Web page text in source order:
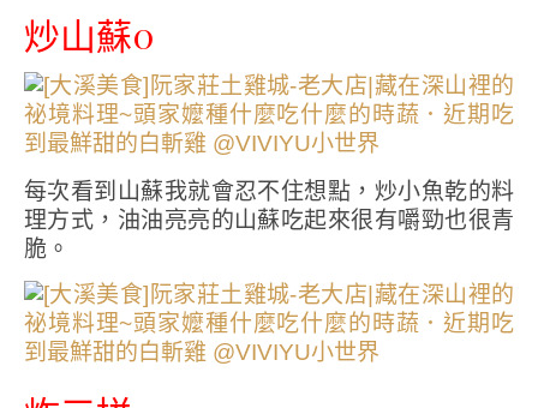
炒山蘇0
每次看到山蘇我就會忍不住想點，炒小魚乾的料
理方式，油油亮亮的山蘇吃起來很有嚼勁也很青
脆。